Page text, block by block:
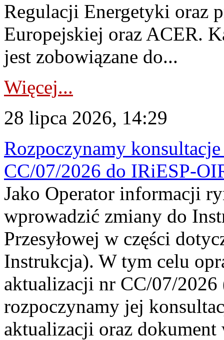
Regulacji Energetyki oraz
Europejskiej oraz ACER.
jest zobowiązane do...
Więcej...
28 lipca 2026, 14:29
Rozpoczynamy
CC/07/2026 do IRiESP-
Jako Operator informacji
wprowadzić zmiany do
Przesyłowej w części
Instrukcja). W tym celu
aktualizacji nr CC/07/
rozpoczynamy jej
aktualizacji oraz